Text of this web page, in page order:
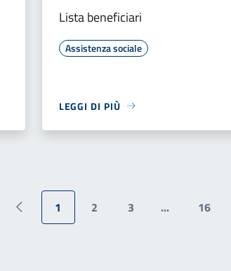
Lista beneficiari
Assistenza sociale
LEGGI DI PIÙ
Pagina precedente
1 2 3 ... 16